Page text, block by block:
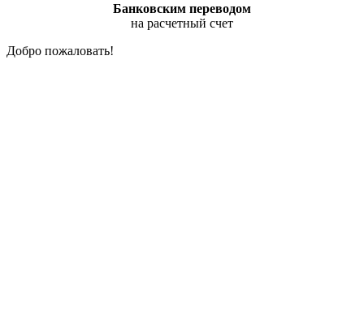
Банковским переводом
на расчетный счет
Добро пожаловать!